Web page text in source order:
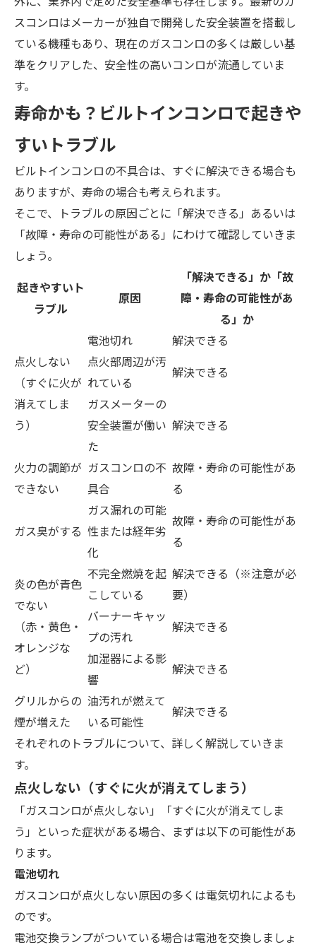
スコンロはメーカーが独自で開発した安全装置を搭載し
ている機種もあり、現在のガスコンロの多くは厳しい基
準をクリアした、安全性の高いコンロが流通していま
す。
寿命かも？ビルトインコンロで起きや
すいトラブル
ビルトインコンロの不具合は、すぐに解決できる場合も
ありますが、寿命の場合も考えられます。
そこで、トラブルの原因ごとに「解決できる」あるいは
「故障・寿命の可能性がある」にわけて確認していきま
しょう。
起きやすいト
ラブル
原因
「解決できる」か「故
障・寿命の可能性があ
る」か
点火しない
（すぐに火が
消えてしま
う）
電池切れ
解決できる
点火部周辺が汚
れている
解決できる
ガスメーターの
安全装置が働い
た
解決できる
火力の調節が
できない
ガスコンロの不
具合
故障・寿命の可能性があ
る
ガス臭がする
ガス漏れの可能
性または経年劣
化
故障・寿命の可能性があ
る
炎の色が青色
でない
（赤・黄色・
オレンジな
ど）
不完全燃焼を起
こしている
解決できる（※注意が必
要）
バーナーキャッ
プの汚れ
解決できる
加湿器による影
響
解決できる
グリルからの
煙が増えた
油汚れが燃えて
いる可能性
解決できる
それぞれのトラブルについて、詳しく解説していきま
す。
点火しない（すぐに火が消えてしまう）
「ガスコンロが点火しない」「すぐに火が消えてしま
う」といった症状がある場合、まずは以下の可能性があ
ります。
電池切れ
ガスコンロが点火しない原因の多くは電気切れによるも
のです。
電池交換ランプがついている場合は電池を交換しましょ